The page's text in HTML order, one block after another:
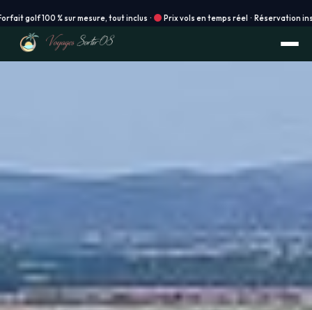
tout inclus · Prix vols en temps réel · Réservation instantanée en ligne ! ·